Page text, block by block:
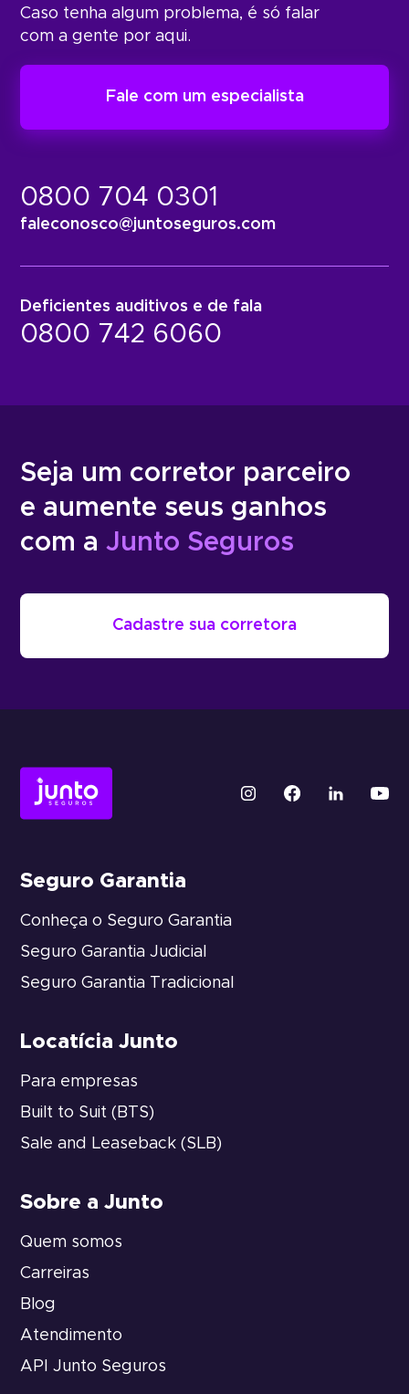
–Judiciais:
– Depósito Recursal
– Trabalhista e Previdenciária
– Para ações cíveis e fiscais
beneficiário do seguro. Quem recebe a
indenização em caso de sinistro é o
segurado.
Caso tenha algum problema, é só falar
com a gente por aqui.
Fale com um especialista
0800 704 0301
faleconosco@juntoseguros.com
Deficientes auditivos e de fala
0800 742 6060
Seja um corretor parceiro
e aumente seus ganhos
com aJunto Seguros
Cadastre sua corretora
Seguro Garantia
Conheça o Seguro Garantia
Seguro Garantia Judicial
Seguro Garantia Tradicional
Locatícia Junto
Para empresas
Built to Suit (BTS)
Sale and Leaseback (SLB)
Sobre a Junto
Quem somos
Carreiras
Blog
Atendimento
API Junto Seguros